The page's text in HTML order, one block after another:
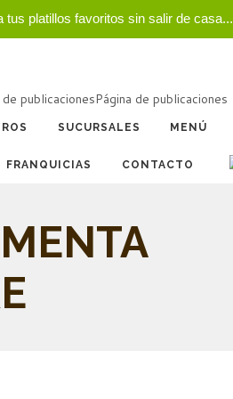
tus platillos favoritos sin salir de casa...
de publicacionesPágina de publicaciones
SUCURSALES MENÚ
FRANQUICIAS CONTACTO